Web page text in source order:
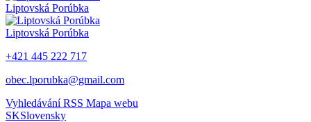
Liptovská Porúbka
Liptovská Porúbka
+421 445 222 717
obec.lporubka@gmail.com
Vyhledávání RSS Mapa webu
SKSlovensky